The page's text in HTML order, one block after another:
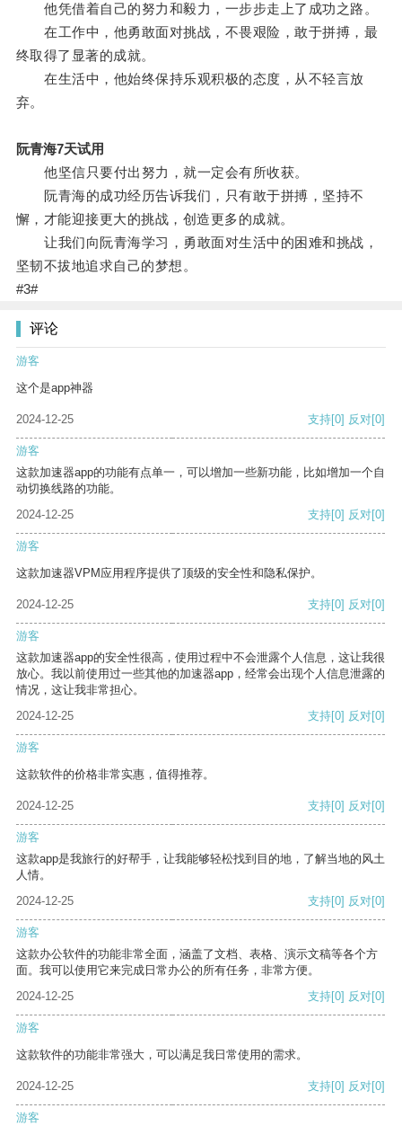
他凭借着自己的努力和毅力，一步步走上了成功之路。
在工作中，他勇敢面对挑战，不畏艰险，敢于拼搏，最
终取得了显著的成就。
在生活中，他始终保持乐观积极的态度，从不轻言放
弃。
阮青海7天试用
他坚信只要付出努力，就一定会有所收获。
阮青海的成功经历告诉我们，只有敢于拼搏，坚持不
懈，才能迎接更大的挑战，创造更多的成就。
让我们向阮青海学习，勇敢面对生活中的困难和挑战，
坚韧不拔地追求自己的梦想。
#3#
评论
游客
这个是app神器
2024-12-25 支持[0] 反对[0]
游客
这款加速器app的功能有点单一，可以增加一些新功能，比如增加一个自
动切换线路的功能。
2024-12-25
支持[0] 反对[0]
游客
这款加速器VPM应用程序提供了顶级的安全性和隐私保护。
2024-12-25 支持[0] 反对[0]
游客
这款加速器app的安全性很高，使用过程中不会泄露个人信息，这让我很
放心。我以前使用过一些其他的加速器app，经常会出现个人信息泄露的
情况，这让我非常担心。
2024-12-25
支持[0] 反对[0]
游客
这款软件的价格非常实惠，值得推荐。
2024-12-25 支持[0] 反对[0]
游客
这款app是我旅行的好帮手，让我能够轻松找到目的地，了解当地的风土
人情。
2024-12-25
支持[0] 反对[0]
游客
这款办公软件的功能非常全面，涵盖了文档、表格、演示文稿等各个方
面。我可以使用它来完成日常办公的所有任务，非常方便。
2024-12-25
支持[0] 反对[0]
游客
这款软件的功能非常强大，可以满足我日常使用的需求。
2024-12-25 支持[0] 反对[0]
游客